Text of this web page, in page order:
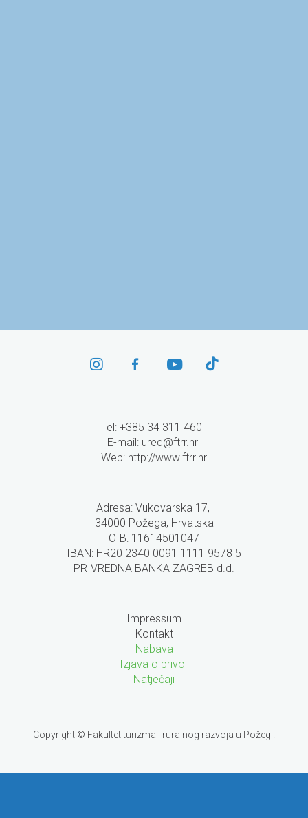
Tel: +385 34 311 460
E-mail: ured@ftrr.hr
Web: http://www.ftrr.hr
Adresa: Vukovarska 17,
34000 Požega, Hrvatska
OIB: 11614501047
IBAN: HR20 2340 0091 1111 9578 5
PRIVREDNA BANKA ZAGREB d.d.
Impressum
Kontakt
Nabava
Izjava o privoli
Natječaji
Copyright © Fakultet turizma i ruralnog razvoja u Požegi.